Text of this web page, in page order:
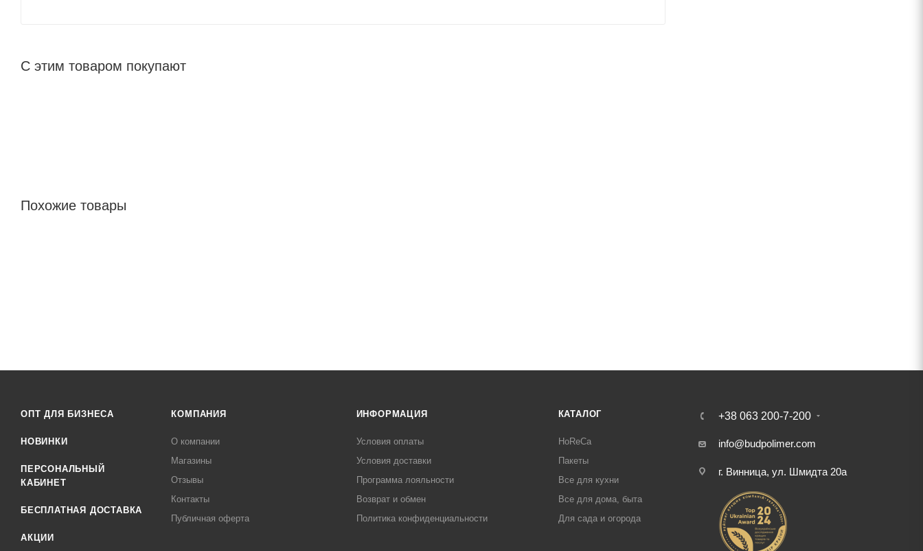
С этим товаром покупают
Похожие товары
ОПТ ДЛЯ БИЗНЕСА
НОВИНКИ
ПЕРСОНАЛЬНЫЙ
КАБИНЕТ
БЕСПЛАТНАЯ ДОСТАВКА
АКЦИИ
КОМПАНИЯ
О компании
Магазины
Отзывы
Контакты
Публичная оферта
ИНФОРМАЦИЯ
Условия оплаты
Условия доставки
Программа лояльности
Возврат и обмен
Политика конфиденциальности
КАТАЛОГ
HoReCa
Пакеты
Все для кухни
Все для дома, быта
Для сада и огорода
+38 063 200-7-200
info@budpolimer.com
г. Винница, ул. Шмидта 20а